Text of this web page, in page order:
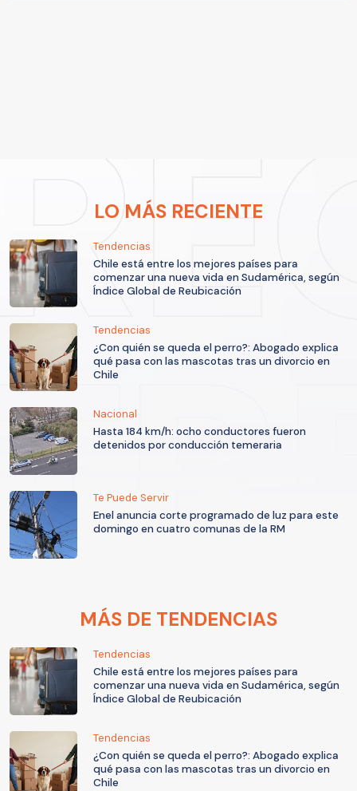
LO MÁS RECIENTE
Tendencias
Chile está entre los mejores países para
comenzar una nueva vida en Sudamérica, según
Índice Global de Reubicación
Tendencias
¿Con quién se queda el perro?: Abogado explica
qué pasa con las mascotas tras un divorcio en
Chile
Nacional
Hasta 184 km/h: ocho conductores fueron
detenidos por conducción temeraria
Te Puede Servir
Enel anuncia corte programado de luz para este
domingo en cuatro comunas de la RM
MÁS DE TENDENCIAS
Tendencias
Chile está entre los mejores países para
comenzar una nueva vida en Sudamérica, según
Índice Global de Reubicación
Tendencias
¿Con quién se queda el perro?: Abogado explica
qué pasa con las mascotas tras un divorcio en
Chile